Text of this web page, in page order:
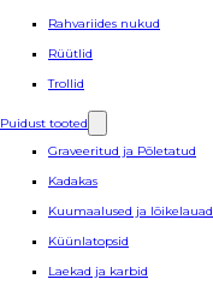
Rahvariides nukud
Rüütlid
Trollid
Puidust tooted
Graveeritud ja Põletatud
Kadakas
Kuumaalused ja lõikelauad
Küünlatopsid
Laekad ja karbid